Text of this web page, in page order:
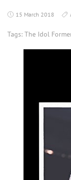
15 March 2018
Tags: The Idol